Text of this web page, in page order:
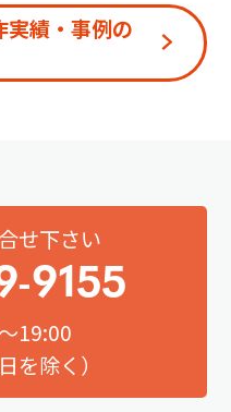
実績・事例の
せ下さい
9155
19:00
を除く）